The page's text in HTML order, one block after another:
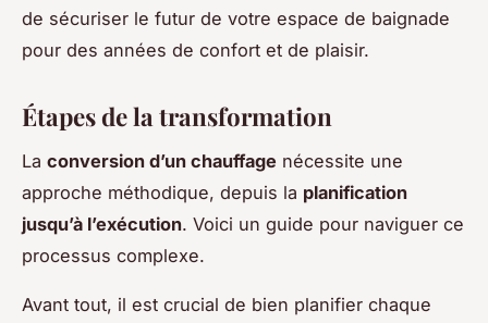
de sécuriser le futur de votre espace de baignade
pour des années de confort et de plaisir.
Étapes de la transformation
La conversion d’un chauffage nécessite une
approche méthodique, depuis la planification
jusqu’à l’exécution. Voici un guide pour naviguer ce
processus complexe.
Avant tout, il est crucial de bien planifier chaque